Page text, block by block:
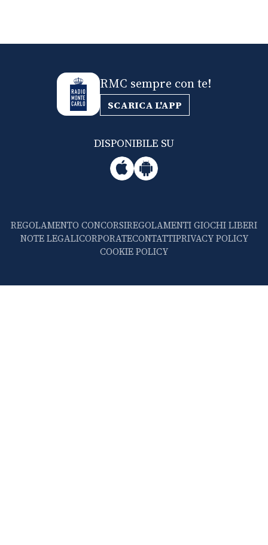
RMC sempre con te!
SCARICA L'APP
DISPONIBILE SU
REGOLAMENTO CONCORSIREGOLAMENTI GIOCHI LIBERI
NOTE LEGALICORPORATECONTATTIPRIVACY POLICY
COOKIE POLICY